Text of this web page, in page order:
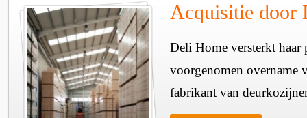
Acquisitie door
Deli Home versterkt haar
voorgenomen overname
fabrikant van